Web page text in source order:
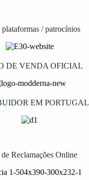
plataformas / patrocínios
DE VENDA OFICIAL
EM PORTUGAL
Reclamações Online